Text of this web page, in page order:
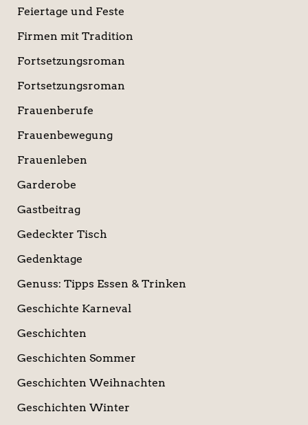
Feiertage und Feste
Firmen mit Tradition
Fortsetzungsroman
Fortsetzungsroman
Frauenberufe
Frauenbewegung
Frauenleben
Garderobe
Gastbeitrag
Gedeckter Tisch
Gedenktage
Genuss: Tipps Essen & Trinken
Geschichte Karneval
Geschichten
Geschichten Sommer
Geschichten Weihnachten
Geschichten Winter